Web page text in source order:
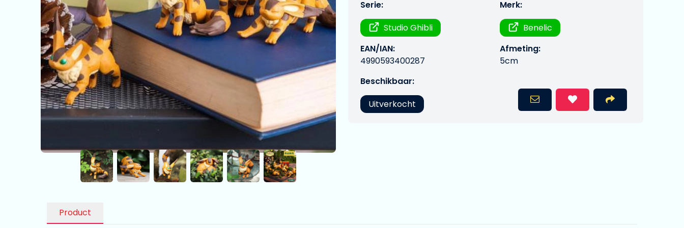
Serie:
Studio Ghibli
Merk:
Benelic
EAN/IAN:
4990593400287
Afmeting:
5cm
Beschikbaar:
Uitverkocht
Product